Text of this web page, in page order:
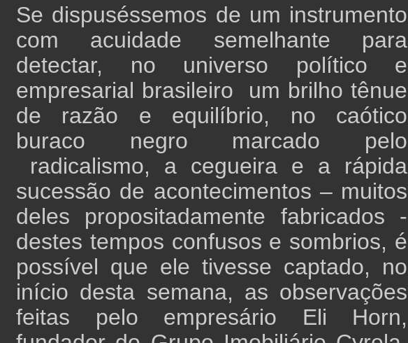
Se dispuséssemos de um instrumento
com acuidade semelhante para
detectar, no universo político e
empresarial brasileiro um brilho tênue
de razão e equilíbrio, no caótico
buraco negro marcado pelo
radicalismo, a cegueira e a rápida
sucessão de acontecimentos – muitos
deles propositadamente fabricados -
destes tempos confusos e sombrios, é
possível que ele tivesse captado, no
início desta semana, as observações
feitas pelo empresário Eli Horn,